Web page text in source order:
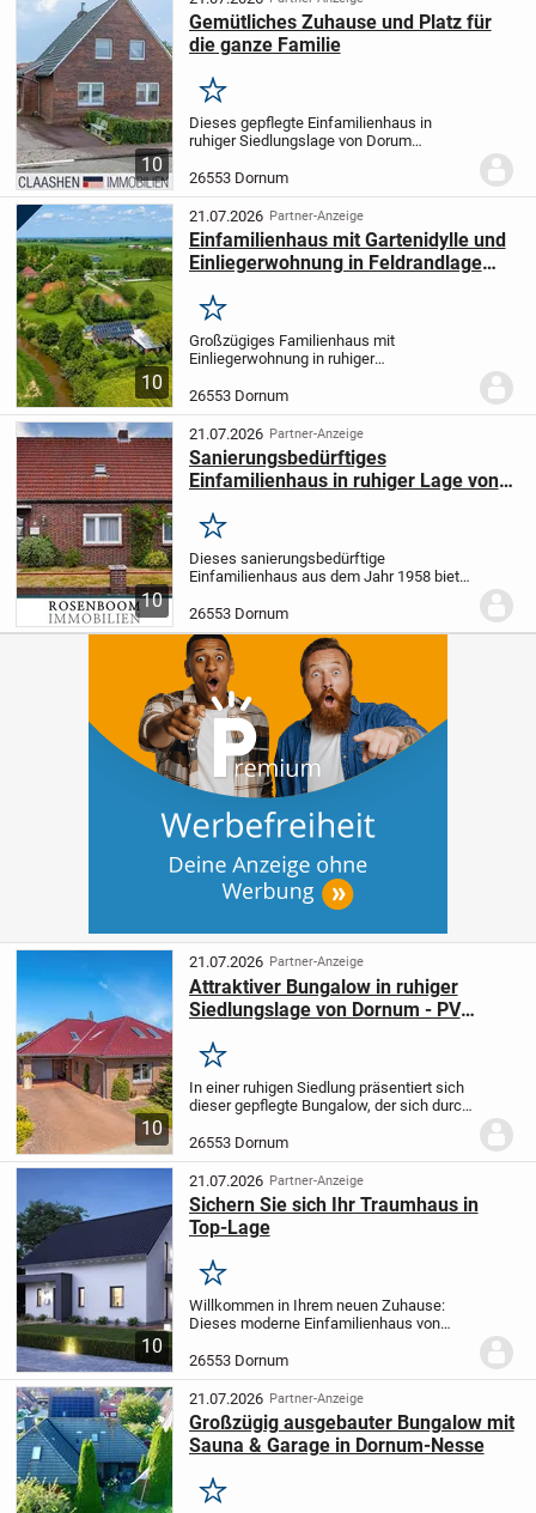
10
Gemütliches Zuhause und Platz für
die ganze Familie
Merken
Dieses gepflegte Einfamilienhaus in
ruhiger Siedlungslage von Dorum
freundliche Atmosphäre sowie einen
durchdachten Grundriss mit vielseitigen
Nutzungsmöglichkeiten.B...
26553 Dornum
10
21.07.2026 Partner-Anzeige
Einfamilienhaus mit Gartenidylle und
Einliegerwohnung in Feldrandlage
Merken
Großzügiges Familienhaus mit
Einliegerwohnung in ruhiger
Einfamilienhaus mit Einliegerwohnung
bietet auf ca. 178 m² Wohnfläche und
einem 933 m² großen Grundstück viel
Platz...
26553 Dornum
10
21.07.2026 Partner-Anzeige
Sanierungsbedürftiges
Einfamilienhaus in ruhiger Lage von
Merken
Dieses sanierungsbedürftige
Einfamilienhaus aus dem Jahr 1958 bietet
Wunsch vom Eigenheim nach eigenen
Vorstellungen erfüllen möchten. Die
Immobilie überzeugt...
26553 Dornum
10
21.07.2026 Partner-Anzeige
Attraktiver Bungalow in ruhiger
Siedlungslage von Dornum - PV
Merken
In einer ruhigen Siedlung präsentiert sich
dieser gepflegte Bungalow, der sich durch
durchdachte Ausstattung auszeichnet.
Das Haus verfügt über eine Wohnfläche,
die...
26553 Dornum
10
21.07.2026 Partner-Anzeige
Sichern Sie sich Ihr Traumhaus in
Top-Lage
Merken
Willkommen in Ihrem neuen Zuhause:
Dieses moderne Einfamilienhaus von
mit funktionaler Raumplanung und
energieeffizienter Bauweise. Das Haus
bietet auf ca. 163 m²...
26553 Dornum
21.07.2026 Partner-Anzeige
Großzügig ausgebauter Bungalow mit
Sauna & Garage in Dornum-Nesse
Merken